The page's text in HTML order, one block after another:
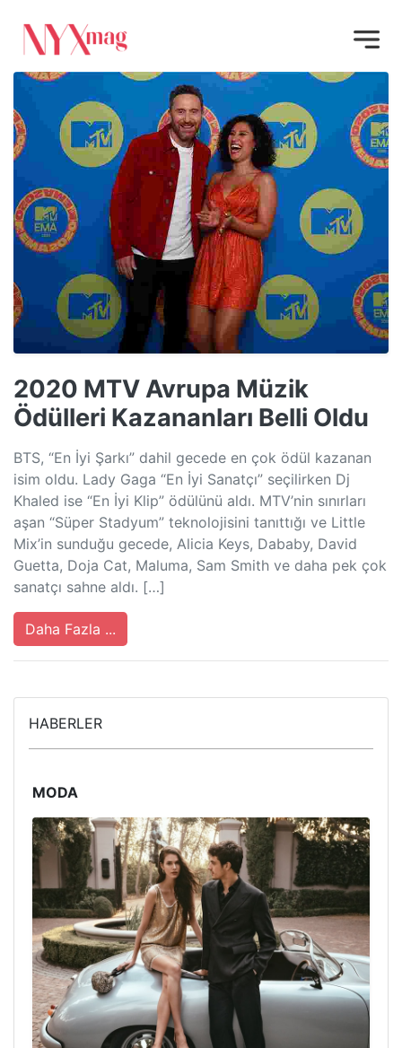
2020 MTV Avrupa Müzik
Ödülleri Kazananları Belli Oldu
BTS, “En İyi Şarkı” dahil gecede en çok ödül kazanan
isim oldu. Lady Gaga “En İyi Sanatçı” seçilirken Dj
Khaled ise “En İyi Klip” ödülünü aldı. MTV’nin sınırları
aşan “Süper Stadyum” teknolojisini tanıttığı ve Little
Mix’in sunduğu gecede, Alicia Keys, Dababy, David
Guetta, Doja Cat, Maluma, Sam Smith ve daha pek çok
sanatçı sahne aldı. […]
Daha Fazla ...
HABERLER
MODA